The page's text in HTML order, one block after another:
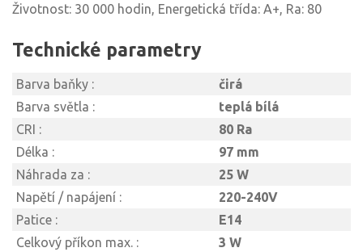
Životnost: 30 000 hodin, Energetická třída: A+, Ra: 80
Technické parametry
Barva baňky :
čirá
Barva světla :
teplá bílá
CRI :
80 Ra
Délka :
97 mm
Náhrada za :
25 W
Napětí / napájení :
220-240V
Patice :
E14
Celkový příkon max. :
3 W